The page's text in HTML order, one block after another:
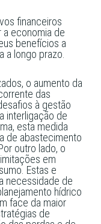
financeiros
a economia de
benefícios a
a longo prazo.
o aumento da
das
à gestão
interligação de
esta medida
de abastecimento
outro lado, o
em
Estas e
necessidade de
hídrico
face da maior
de